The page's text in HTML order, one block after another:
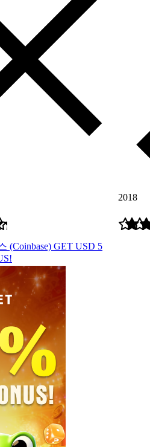
2018
(Coinbase) GET USD 5